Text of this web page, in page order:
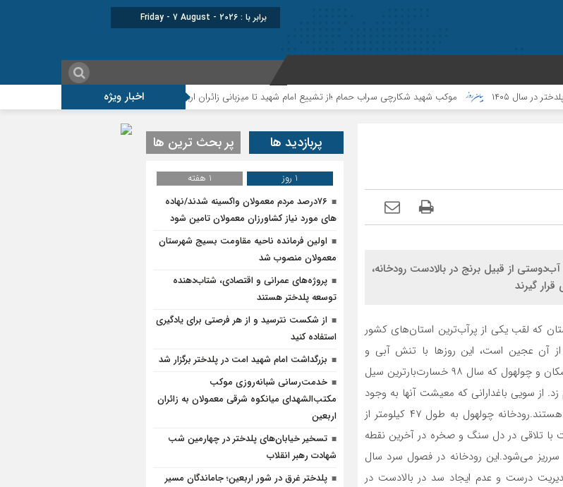
برابر با : Friday - 7 August - 2026
اخبار ویژه موکب شهید شکارچی سراب حمام ؛از تشییع امام شهید تا میزبانی زائران اربعین
از قبیل برنج در بالادست رودخانه،
که لقب یکی از پرآب‌ترین استان‌های کشور
آن عجین است، این روزها با تنش آبی و
خشکسالی دست و پنجه نرم می‌کند؛ به‌طوری‌که رودخانه‌های مادیان‌رود، کشکان و چولهول که سال ۹۸ خسارت‌بارترین سیل
زد. از سویی باغدارانی که معیشت آنها به وجود
این رودخانه‌ها وابسته است، نگران خشک‌شدن دسترنج چندین ساله خود هستند.رودخانه چولهول به طول ۴۷ کیلومتر از
با تلاقی در دل سنگ و صخره در آخرین نقطه
می‌شود.این رودخانه در فصول سرد سال
درست و عدم ایجاد سد در بالادست در
پربازدید ها پر بحث ترین ها
1 روز
1 هفته
۷۶درصد مردم معمولان واکسینه شدند/نهاده
های مورد نیاز کشاورزان معمولان تامین شود
اولین فرمانده ناحیه مقاومت بسیج شهرستان
معمولان منصوب شد
پروژه‌های عمرانی و اقتصادی، شتاب‌دهنده
توسعه پلدختر هستند
از شکست نترسید و از هر فرصتی برای یادگیری
استفاده کنید
بزرگداشت امام شهید امت در پلدختر برگزار شد
خدمت‌رسانی شبانه‌روزی موکب
مکتب‌الشهدای میانکوه شرقی معمولان به زائران
اربعین
تسخیر خیابان‌های پلدختر در چهارمین شب
شهادت رهبر انقلاب
پلدختر غرق در شور اربعین؛ جاماندگان مسیر